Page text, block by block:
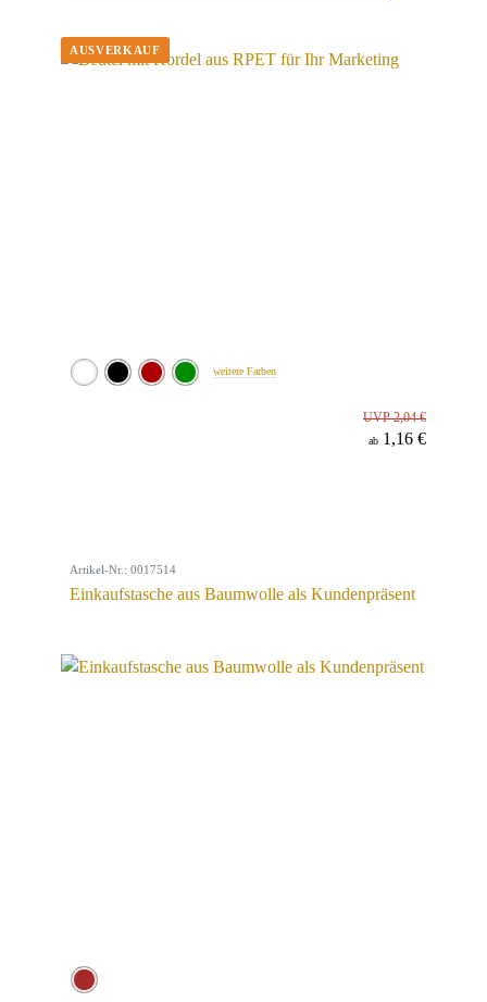
weitere Farben
UVP 2,04 €
ab 1,16 €
Artikel-Nr.: 0017514
Einkaufstasche aus Baumwolle als Kundenpräsent